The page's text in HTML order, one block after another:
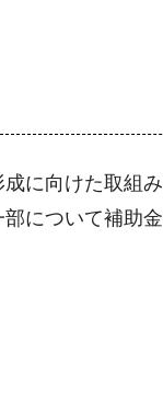
に向けた取組
について補助